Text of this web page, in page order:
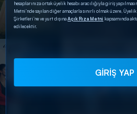
hesaplarınıza ortak üyelik hesabı aracılığıyla giriş
Metni’nde sayılan diğer amaçlarla sınırlı olmak üzere,
Şirketleri’ne ve yurt dışınaAçık Rıza Metni kapsamında
edilecektir.
GİRİŞ YAP